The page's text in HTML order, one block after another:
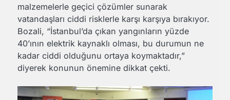
malzemelerle geçici çözümler sunarak
vatandaşları ciddi risklerle karşı karşıya bırakıyor.
Bozali, “İstanbul’da çıkan yangınların yüzde
40’ının elektrik kaynaklı olması, bu durumun ne
kadar ciddi olduğunu ortaya koymaktadır,”
diyerek konunun önemine dikkat çekti.